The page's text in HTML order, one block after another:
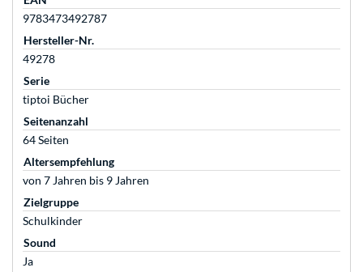
9783473492787
Hersteller-Nr.
49278
Serie
tiptoi Bücher
Seitenanzahl
64 Seiten
Altersempfehlung
von 7 Jahren bis 9 Jahren
Zielgruppe
Schulkinder
Sound
Ja